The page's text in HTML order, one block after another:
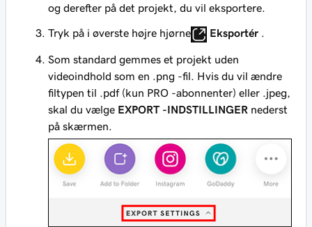
og derefter på det projekt, du vil eksportere.
Tryk på i øverste højre hjørne Eksportér
Som standard gemmes et projekt uden
videoindhold som en .png -fil. Hvis du vil ændre
filtypen til .pdf (kun PRO -abonnenter) eller .jpeg,
skal du vælge EXPORT -INDSTILLINGER nederst
på skærmen.